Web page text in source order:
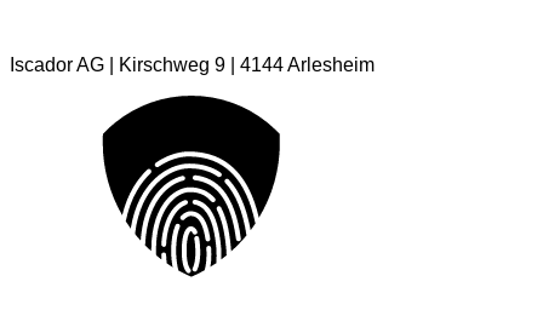
Iscador AG | Kirschweg 9 | 4144 Arlesheim